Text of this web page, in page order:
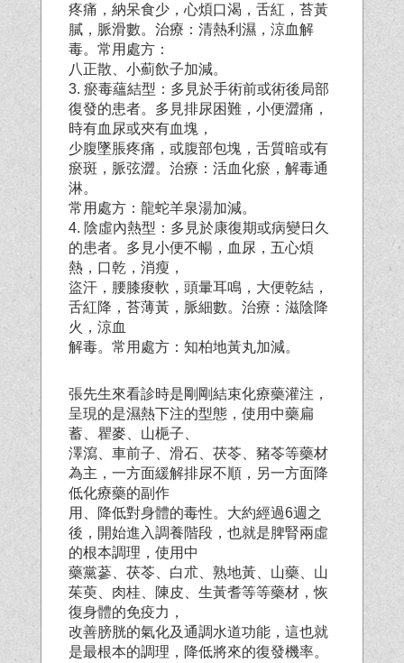
疼痛，納呆食少，心煩口渴，舌紅，苔黃
膩，脈滑數。治療：清熱利濕，涼血解
毒。常用處方：
八正散、小薊飲子加減。
3. 瘀毒蘊結型：多見於手術前或術後局部
復發的患者。多見排尿困難，小便澀痛，
時有血尿或夾有血塊，
少腹墜脹疼痛，或腹部包塊，舌質暗或有
瘀斑，脈弦澀。治療：活血化瘀，解毒通
淋。
常用處方：龍蛇羊泉湯加減。
4. 陰虛內熱型：多見於康復期或病變日久
的患者。多見小便不暢，血尿，五心煩
熱，口乾，消瘦，
盜汗，腰膝痠軟，頭暈耳鳴，大便乾結，
舌紅降，苔薄黃，脈細數。治療：滋陰降
火，涼血
解毒。常用處方：知柏地黃丸加減。
張先生來看診時是剛剛結束化療藥灌注，
呈現的是濕熱下注的型態，使用中藥扁
蓄、瞿麥、山梔子、
澤瀉、車前子、滑石、茯苓、豬苓等藥材
為主，一方面緩解排尿不順，另一方面降
低化療藥的副作
用、降低對身體的毒性。大約經過6週之
後，開始進入調養階段，也就是脾腎兩虛
的根本調理，使用中
藥黨蔘、茯苓、白朮、熟地黃、山藥、山
茱萸、肉桂、陳皮、生黃耆等等藥材，恢
復身體的免疫力，
改善膀胱的氣化及通調水道功能，這也就
是最根本的調理，降低將來的復發機率。